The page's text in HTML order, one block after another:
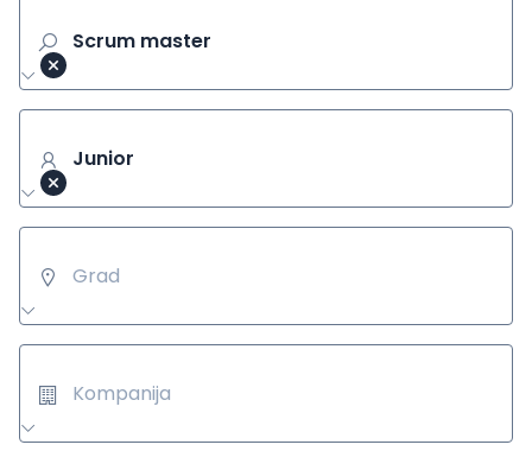
Scrum master
Junior
Grad
Kompanija